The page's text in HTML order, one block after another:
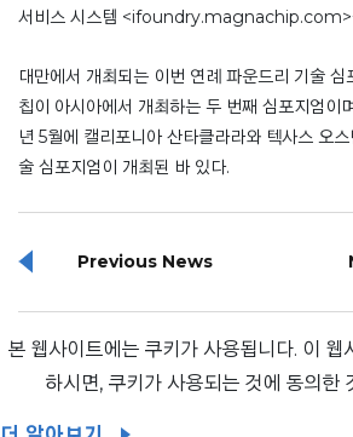
서비스 시스템 <ifoundry.magnachip.com>
대만에서 개최되는 이번 연례 파운드리 기술
칩이 아시아에서 개최하는 두 번째 심포지엄이
년 5월에 캘리포니아 산타클라라와 텍사스 오
술 심포지엄이 개최된 바 있다.
Previous News
본 웹사이트에는 쿠키가 사용됩니다. 이 웹
하시면, 쿠키가 사용되는 것에 동의한